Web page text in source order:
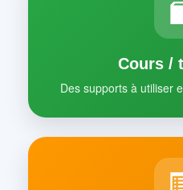
Cours /
Des supports à utiliser